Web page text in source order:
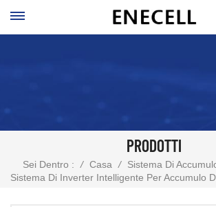
PRODOTTI
Sei Dentro : / Casa / Sistema Di
Sistema Di Inverter Intelligente Per Accumulo